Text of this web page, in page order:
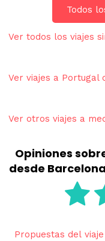
Todos
Ver todos los viajes
Ver viajes a Portugal
Ver otros viajes a
Opiniones
desde
Propuestas del viaje